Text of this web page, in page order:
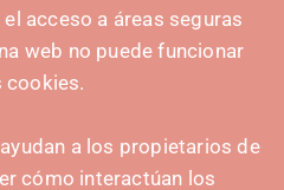
acceso a áreas seguras
web no puede funcionar
cookies.
a los propietarios de
cómo interactúan los